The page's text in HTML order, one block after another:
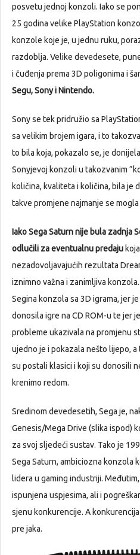
posvetu jednoj konzoli. Iako se
25 godina velike PlayStation
konzole koje je, u jednu ruku,
razdoblja. Velike devedesete,
i čuđenja prema 3D poligonima i
Segu, Sony i Nintendo.
Sony se tek pridružio sa
sa velikim brojem igara, i to
to bila koja, pokazalo se, je
Sonyjevoj konzoli u takozvanim
količina, kvaliteta i količina, bila je
takve promjene najmanje se
Iako Sega Saturn nije bula zadnja
odlučili za eventualnu predaju
nezadovoljavajućih rezultata
iznimno važna i zanimljiva
Segina konzola sa 3D igrama, jer
donosila igre na CD ROM-u te jer
probleme ukazivala na promjenu
ujedno je i pokazala nešto lijepo,
su postali klasici i koji su donosili
krenimo redom.
Sredinom devedesetih, Sega je,
Genesis/Mega Drive (slika ispod)
za svoj sljedeći sustav. Tako je
Sega Saturn, ambiciozna konzola
lidera u gaming industriji.
ispunjena uspjesima, ali i
sjenu konkurencije. A
pre jaka.